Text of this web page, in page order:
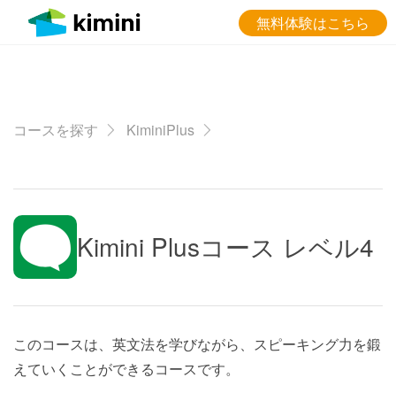
無料体験はこちら
コースを探す KiminiPlus
Kimini Plusコース レベル4
このコースは、英文法を学びながら、スピーキング力を鍛
えていくことができるコースです。